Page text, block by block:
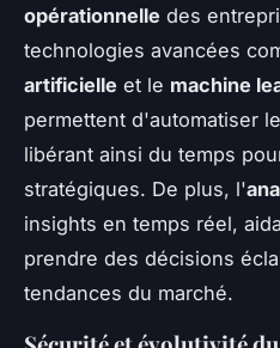
opérationnelle des
technologies avancées
artificielle et le machine
permettent d'automatiser
libérant ainsi du temps
stratégiques. De plus, l'
insights en temps réel,
prendre des décisions
tendances du marché.